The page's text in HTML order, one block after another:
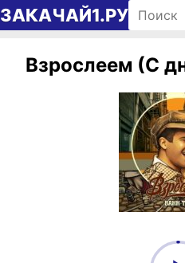
Перейти к содержимому
ЗАКАЧАЙ1.РУ Поиск
Взрослеем (С